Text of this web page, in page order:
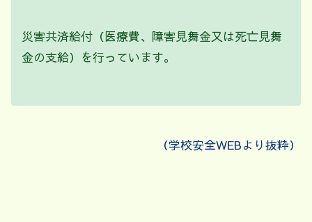
災害共済給付（医療費、障害見舞金又は死亡見舞
金の支給）を行っています。
（学校安全WEBより抜粋）